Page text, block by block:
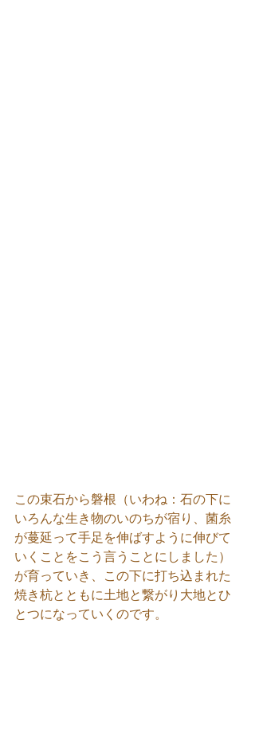
この束石から磐根（いわね：石の下に
いろんな生き物のいのちが宿り、菌糸
が蔓延って手足を伸ばすように伸びて
いくことをこう言うことにしました）
が育っていき、この下に打ち込まれた
焼き杭とともに土地と繋がり大地とひ
とつになっていくのです。